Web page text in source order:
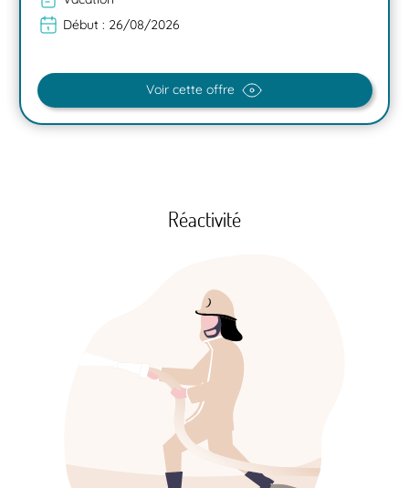
Début : 26/08/2026
Voir cette offre
Réactivité